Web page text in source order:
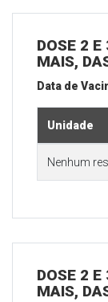
DOSE 2
MAIS,
Data de
Unidade
Nenhum
DOSE 2
MAIS,